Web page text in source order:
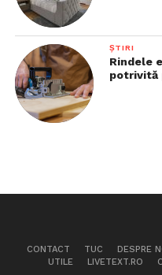
ȘTIRI
Rindele
potrivită
CONTACT TUC DESPRE
UTILE
LIVETEXT.RO